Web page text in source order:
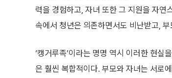
력을 경험하고, 자녀 또한 그 지원을 자연
속에서 청년은 의존하면서도 비난받고,
‘캥거루족’이라는 명명 역시 이러한 현
은 훨씬 복합적이다. 부모와 자녀는 서로